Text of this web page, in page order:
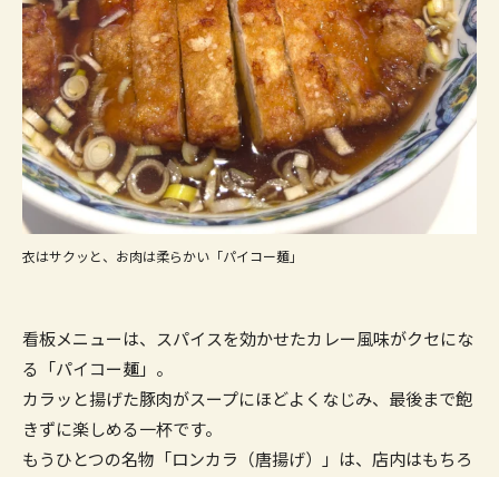
衣はサクッと、お肉は柔らかい「パイコー麺」
看板メニューは、スパイスを効かせたカレー風味がクセにな
る「パイコー麺」。
カラッと揚げた豚肉がスープにほどよくなじみ、最後まで飽
きずに楽しめる一杯です。
もうひとつの名物「ロンカラ（唐揚げ）」は、店内はもちろ